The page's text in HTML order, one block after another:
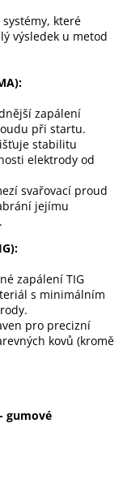
které
výsledek u metod
zapálení
při startu.
stabilitu
elektrody od
svařovací proud
jejímu
zapálení TIG
s minimálním
pro precizní
kovů (kromě
gumové